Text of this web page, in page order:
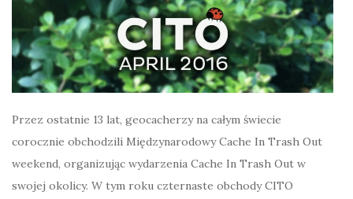
Przez ostatnie 13 lat, geocacherzy na całym świecie
corocznie obchodzili Międzynarodowy Cache In Trash Out
weekend, organizując wydarzenia Cache In Trash Out w
swojej okolicy. W tym roku czternaste obchody CITO